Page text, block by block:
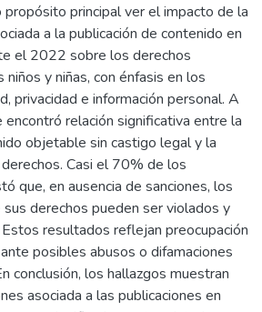
principal ver el impacto de la
a la publicación de contenido en
el 2022 sobre los derechos
y niñas, con énfasis en los
privacidad e información personal. A
relación significativa entre la
objetable sin castigo legal y la
Casi el 70% de los
que, en ausencia de sanciones, los
derechos pueden ser violados y
resultados reflejan preocupación
posibles abusos o difamaciones
conclusión, los hallazgos muestran
asociada a las publicaciones en